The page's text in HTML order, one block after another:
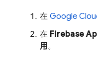
在 Google
在 Firebase
用。